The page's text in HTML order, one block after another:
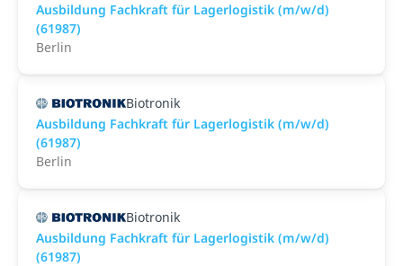
Ausbildung Fachkraft für Lagerlogistik (m/w/d)
(61987)
Berlin
Biotronik
Ausbildung Fachkraft für Lagerlogistik (m/w/d)
(61987)
Berlin
Biotronik
Ausbildung Fachkraft für Lagerlogistik (m/w/d)
(61987)